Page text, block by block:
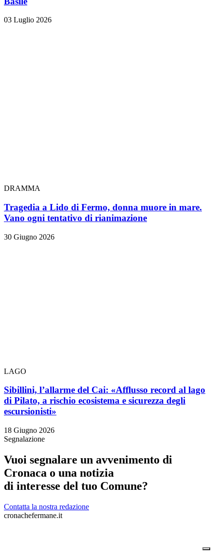
03 Luglio 2026
DRAMMA
Tragedia a Lido di Fermo, donna muore in mare.
Vano ogni tentativo di rianimazione
30 Giugno 2026
LAGO
Sibillini, l’allarme del Cai: «Afflusso record al lago
di Pilato, a rischio ecosistema e sicurezza degli
escursionisti»
18 Giugno 2026
Segnalazione
Vuoi segnalare un avvenimento di
Cronaca o una notizia
di interesse del tuo Comune?
Contatta la nostra redazione
cronachefermane.it